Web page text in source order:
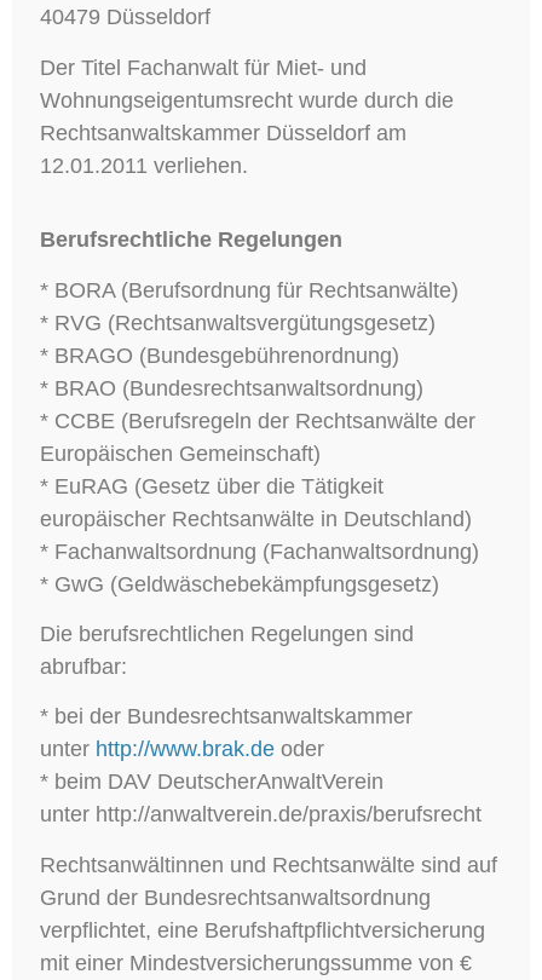
40479 Düsseldorf
Der Titel Fachanwalt für Miet- und
Wohnungseigentumsrecht wurde durch die
Rechtsanwaltskammer Düsseldorf am
12.01.2011 verliehen.
Berufsrechtliche Regelungen
* BORA (Berufsordnung für Rechtsanwälte)
* RVG (Rechtsanwaltsvergütungsgesetz)
* BRAGO (Bundesgebührenordnung)
* BRAO (Bundesrechtsanwaltsordnung)
* CCBE (Berufsregeln der Rechtsanwälte der
Europäischen Gemeinschaft)
* EuRAG (Gesetz über die Tätigkeit
europäischer Rechtsanwälte in Deutschland)
* Fachanwaltsordnung (Fachanwaltsordnung)
* GwG (Geldwäschebekämpfungsgesetz)
Die berufsrechtlichen Regelungen sind
abrufbar:
* bei der Bundesrechtsanwaltskammer
unter http://www.brak.deoder
* beim DAV DeutscherAnwaltVerein
unter http://anwaltverein.de/praxis/berufsrecht
Rechtsanwältinnen und Rechtsanwälte sind auf
Grund der Bundesrechtsanwaltsordnung
verpflichtet, eine Berufshaftpflichtversicherung
mit einer Mindestversicherungssumme von €